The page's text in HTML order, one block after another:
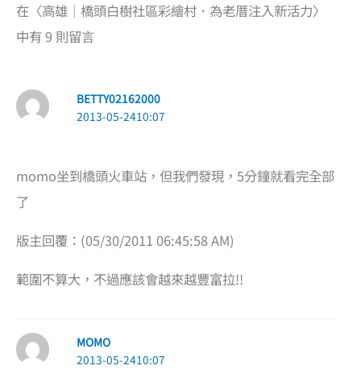
在〈高雄｜橋頭白樹社區彩繪村．為老厝注入新活力〉
中有 9 則留言
BETTY02162000
2013-05-2410:07
momo坐到橋頭火車站，但我們發現，5分鐘就看完全部
了
版主回覆：(05/30/2011 06:45:58 AM)
範圍不算大，不過應該會越來越豐富拉!!
MOMO
2013-05-2410:07